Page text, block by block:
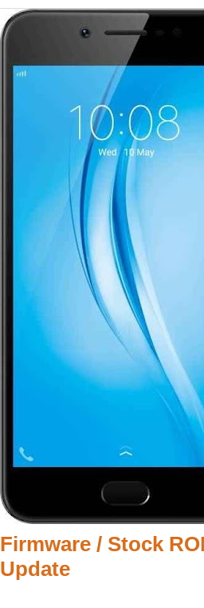
Firmware / Stock
Update